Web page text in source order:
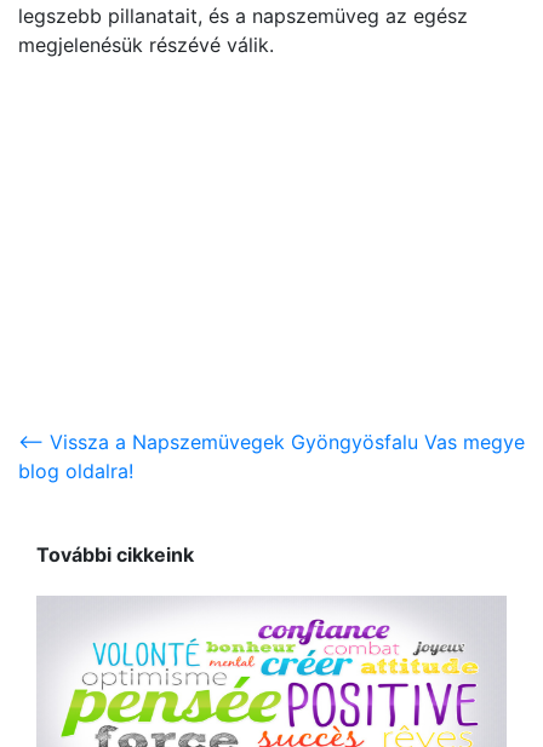
legszebb pillanatait, és a napszemüveg az egész
megjelenésük részévé válik.
<-- Vissza a Napszemüvegek Gyöngyösfalu Vas megye
blog oldalra!
További cikkeink